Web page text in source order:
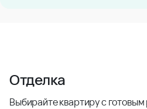
Отделка
Выбирайте квартиру с